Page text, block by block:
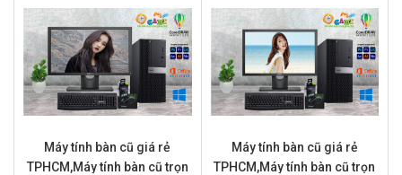
Máy tính bàn cũ giá rẻ
TPHCM,Máy tính bàn cũ trọn
Máy tính bàn cũ giá rẻ
TPHCM,Máy tính bàn cũ trọn